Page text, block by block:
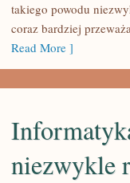
takiego powodu
coraz bardziej
Read More ]
niezwykle